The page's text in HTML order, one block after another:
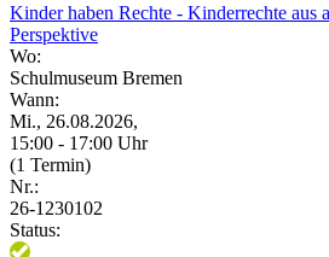
Kinder haben Rechte - Kinderrechte aus
Perspektive
Wo:
Schulmuseum Bremen
Wann:
Mi., 26.08.2026,
15:00 - 17:00 Uhr
(1 Termin)
Nr.:
26-1230102
Status: